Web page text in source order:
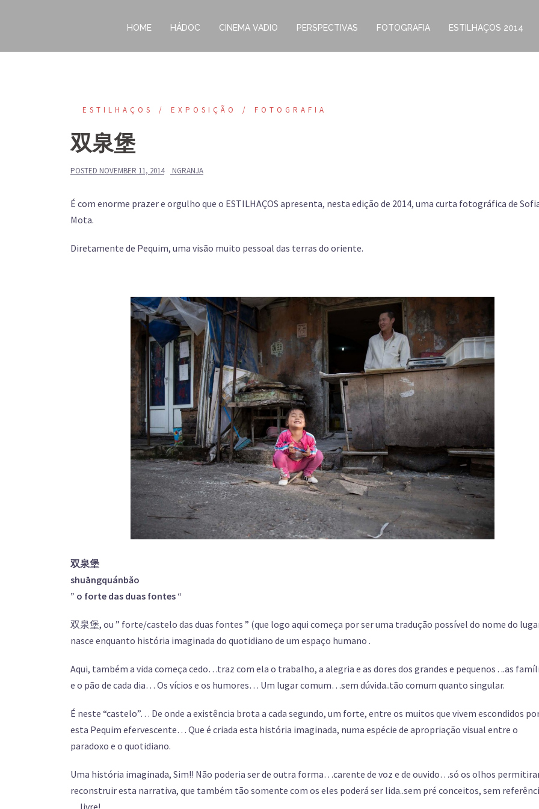
HOME HÁDOC CINEMA VADIO PERSPECTIVAS FOTOGRAFIA ESTILHAÇOS 2014
ESTILHAÇOS EXPOSIÇÃO FOTOGRAFIA
双泉堡
POSTED NOVEMBER 11, 2014 NGRANJA
É com enorme prazer e orgulho que o ESTILHAÇOS apresenta, nesta edição de 2014, uma curta fotográfica de
Mota.
Diretamente de Pequim, uma visão muito pessoal das terras do oriente.
双泉堡
shuāngquánbǎo
” o forte das duas fontes “
双泉堡, ou ” forte/castelo das duas fontes ” (que logo aqui começa por ser uma tradução possível do nome do
nasce enquanto história imaginada do quotidiano de um espaço humano .
Aqui, também a vida começa cedo…traz com ela o trabalho, a alegria e as dores dos grandes e pequenos . ..as
e o pão de cada dia… Os vícios e os humores… Um lugar comum…sem dúvida..tão comum quanto singular.
É neste “castelo”… De onde a existência brota a cada segundo, um forte, entre os muitos que vivem escondidos
esta Pequim efervescente… Que é criada esta história imaginada, numa espécie de apropriação visual entre o
paradoxo e o quotidiano.
Uma história imaginada, Sim!! Não poderia ser de outra forma…carente de voz e de ouvido…só os olhos
reconstruir esta narrativa, que também tão somente com os eles poderá ser lida..sem pré conceitos, sem
…livre!